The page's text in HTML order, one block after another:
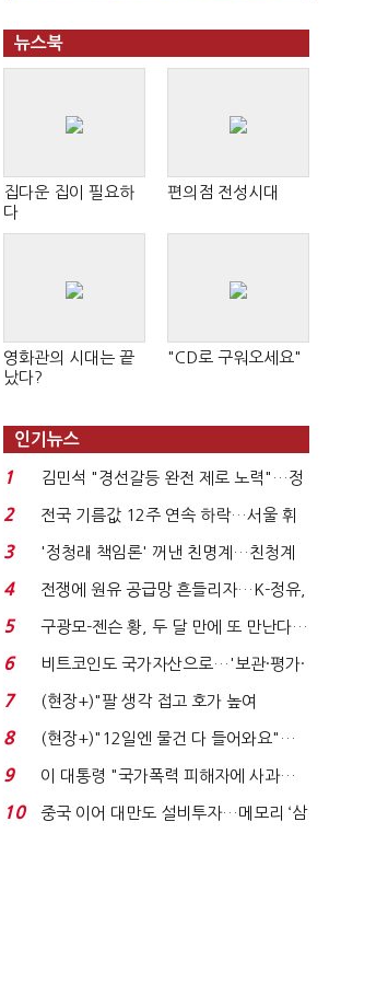
뉴스북
집다운 집이 필요하
다
편의점 전성시대
영화관의 시대는 끝
났다?
"CD로 구워오세요"
인기뉴스
1
김민석 "경선갈등 완전 제로 노력"…정
청래 "반명 공세 사...
2
전국 기름값 12주 연속 하락…서울 휘
발윳값 1909원...
3
'정청래 책임론' 꺼낸 친명계…친청계
는 추가투표 때리기...
4
전쟁에 원유 공급망 흔들리자…K-정유,
에너지안보 핵심...
5
구광모-젠슨 황, 두 달 만에 또 만난다…
로봇·AI 등 논...
6
비트코인도 국가자산으로…'보관·평가·
처분' 기준은 ...
7
(현장+)"팔 생각 접고 호가 높여
요"…'덜 똘똘한 한 채' 20...
8
(현장+)"12일엔 물건 다 들어와요"…
빈 매대 채우며 문 연 ...
9
이 대통령 "국가폭력 피해자에 사과…
적극적 조사로 진...
10
중국 이어 대만도 설비투자…메모리 ‘삼